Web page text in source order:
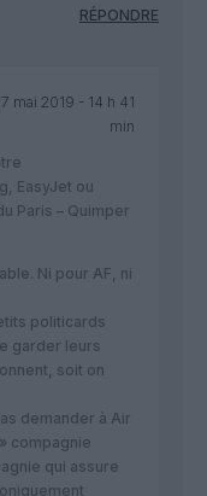
RÉPONDRE
mai 2019 - 14 h 41
min
EasyJet ou
Paris – Quimper
Ni pour AF, ni
politicards
garder leurs
soit on
demander à Air
compagnie
qui assure